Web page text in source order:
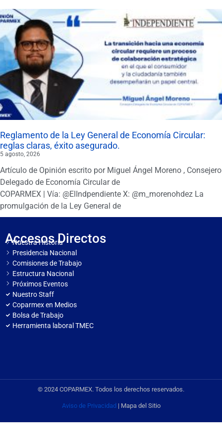
Reglamento de la Ley General de Economía Circular:
reglas claras, éxito asegurado.
5 agosto, 2026
Artículo de Opinión escrito por Miguel Ángel Moreno , Consejero
Delegado de Economía Circular de
COPARMEX | Vía: @ElIndpendiente X: @m_morenohdez La
promulgación de la Ley General de
Accesos Directos
Nuestra Historia
Presidencia Nacional
Comisiones de Trabajo
Estructura Nacional
Próximos Eventos
Nuestro Staff
Coparmex en Medios
Bolsa de Trabajo
Herramienta laboral TMEC
© 2024 COPARMEX. Todos los derechos reservados.
Aviso de Privacidad| Mapa del Sitio